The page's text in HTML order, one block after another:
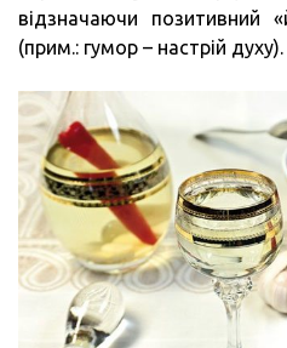
відзначаючи позитивний
(прим.: гумор – настрій духу).